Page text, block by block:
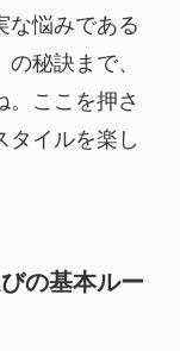
な悩みである
秘訣まで、
。ここを押さ
タイルを楽し
の基本ルー